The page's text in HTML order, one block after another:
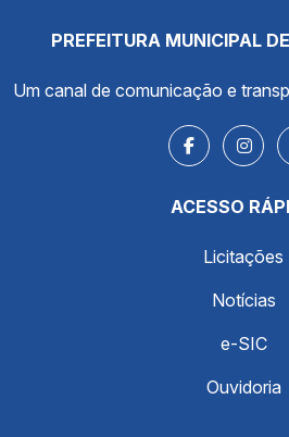
PREFEITURA MUNICIPAL
Um canal de comunicação e
ACESSO
Licitações
Notícias
e-SIC
Ouvidoria